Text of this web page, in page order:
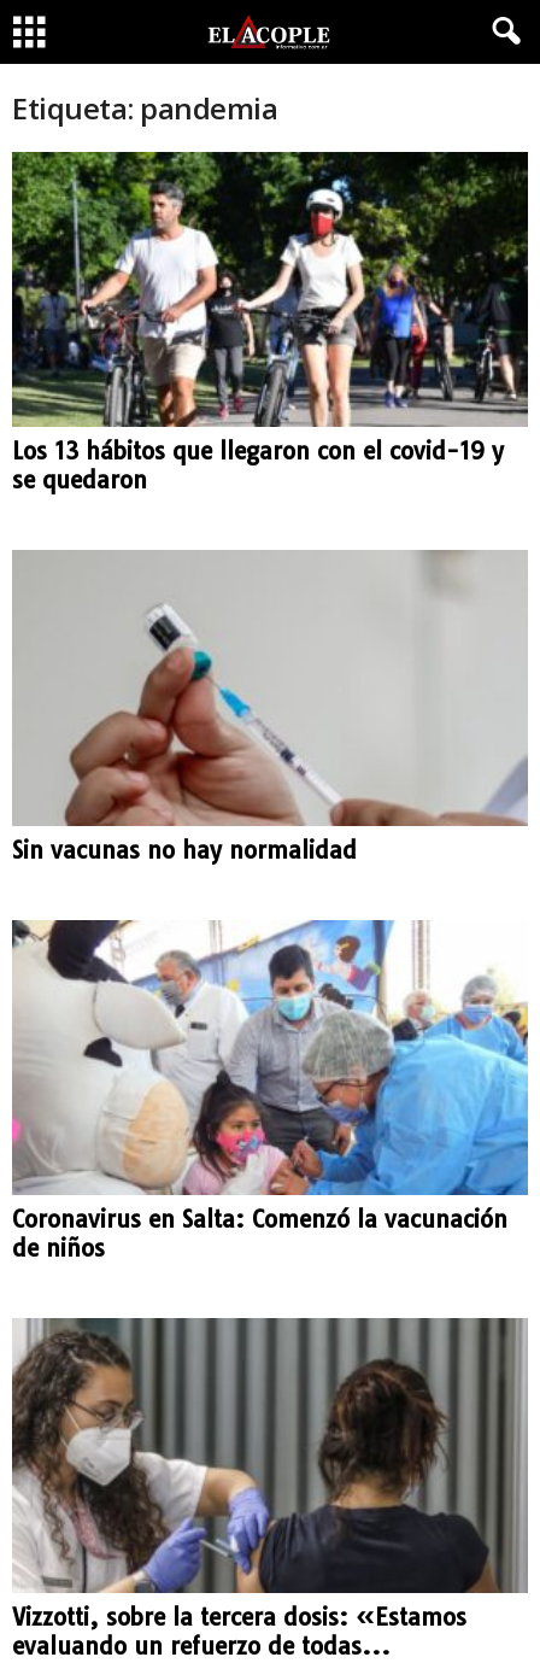
Etiqueta: pandemia
Los 13 hábitos que llegaron con el covid-19 y
se quedaron
Sin vacunas no hay normalidad
Coronavirus en Salta: Comenzó la vacunación
de niños
Vizzotti, sobre la tercera dosis: «Estamos
evaluando un refuerzo de todas...